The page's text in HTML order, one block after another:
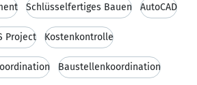
Schlüsselfertiges Bauen AutoCAD
Project Kostenkontrolle
Baustellenkoordination